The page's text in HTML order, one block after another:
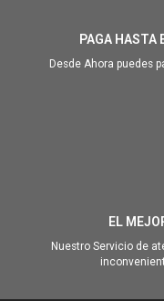
PAGA HASTA
Desde Ahora puedes
EL
Nuestro Servicio de